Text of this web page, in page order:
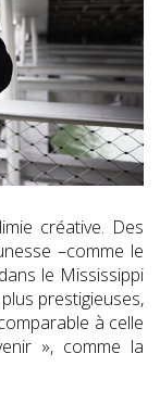
créative. Des
–comme le
le Mississippi
prestigieuses,
à celle
», comme la